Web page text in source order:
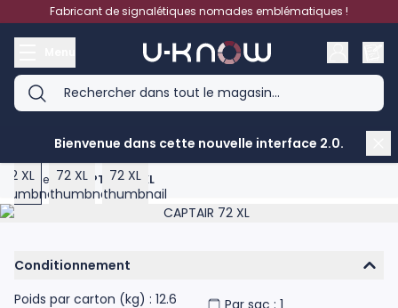
Aller au contenuFabricant de signalétiques nomades emblématiques !
Bienvenue dans cette nouvelle interface 2.0.
Accueil > CAPTAIR 72 XL
Product image gallery - scroll to see more images
View larger image
View larger imageView larger image
Conditionnement
Poids par carton (kg) : 12.6
Par sac : 1